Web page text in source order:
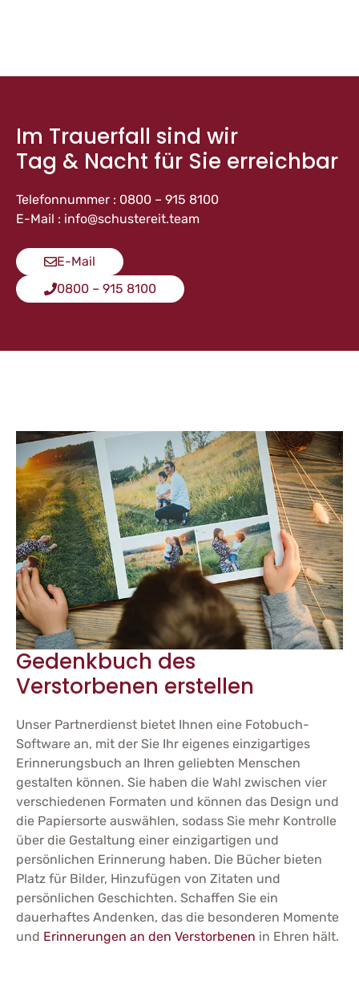
Im Trauerfall sind wir
Tag & Nacht für Sie erreichbar
Telefonnummer : 0800 – 915 8100
E-Mail : info@schustereit.team
E-Mail
0800 – 915 8100
Gedenkbuch des
Verstorbenen erstellen
Unser Partnerdienst bietet Ihnen eine Fotobuch-
Software an, mit der Sie Ihr eigenes einzigartiges
Erinnerungsbuch an Ihren geliebten Menschen
gestalten können. Sie haben die Wahl zwischen vier
verschiedenen Formaten und können das Design und
die Papiersorte auswählen, sodass Sie mehr Kontrolle
über die Gestaltung einer einzigartigen und
persönlichen Erinnerung haben. Die Bücher bieten
Platz für Bilder, Hinzufügen von Zitaten und
persönlichen Geschichten. Schaffen Sie ein
dauerhaftes Andenken, das die besonderen Momente
und Erinnerungen an den Verstorbenen in Ehren hält.